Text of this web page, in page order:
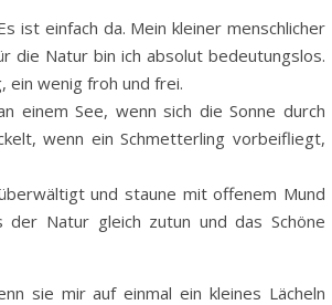
ist einfach da. Mein kleiner menschlicher
die Natur bin ich absolut bedeutungslos.
ein wenig froh und frei.
einem See, wenn sich die Sonne durch
wenn ein Schmetterling vorbeifliegt,
und staune mit offenem Mund
Natur gleich zutun und das Schöne
sie mir auf einmal ein kleines Lächeln